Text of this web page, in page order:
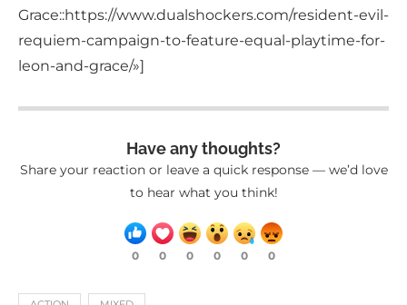
Grace::https://www.dualshockers.com/resident-evil-
requiem-campaign-to-feature-equal-playtime-for-
leon-and-grace/»]
Have any thoughts?
Share your reaction or leave a quick response — we’d love
to hear what you think!
0 0 0 0 0 0